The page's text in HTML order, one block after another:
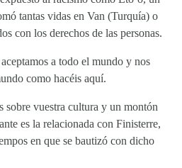
tantas vidas en Van (Turquía) o
con los derechos de las personas.
a todo el mundo y nos
como hacéis aquí.
sobre vuestra cultura y un montón
es la relacionada con Finisterre,
en que se bautizó con dicho